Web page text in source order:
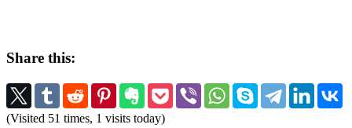
Share this:
(Visited 51 times, 1 visits today)